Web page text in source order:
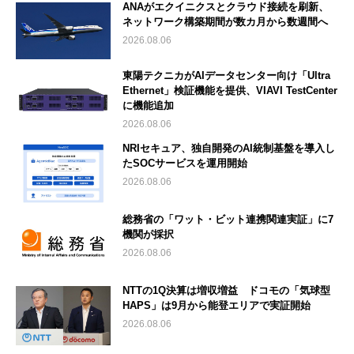
ANAがエクイニクスとクラウド接続を刷新、
ネットワーク構築期間が数カ月から数週間へ
2026.08.06
東陽テクニカがAIデータセンター向け「Ultra
Ethernet」検証機能を提供、VIAVI TestCenter
に機能追加
2026.08.06
NRIセキュア、独自開発のAI統制基盤を導入し
たSOCサービスを運用開始
2026.08.06
総務省の「ワット・ビット連携関連実証」に7
機関が採択
2026.08.06
NTTの1Q決算は増収増益 ドコモの「気球型
HAPS」は9月から能登エリアで実証開始
2026.08.06